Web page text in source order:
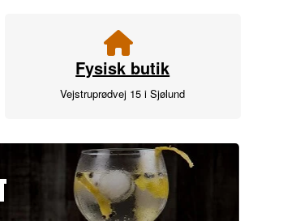
Fysisk butik
Vejstruprødvej 15 i Sjølund